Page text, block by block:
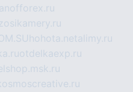
hohota.netalimy.ru
otdelkaexp.ru